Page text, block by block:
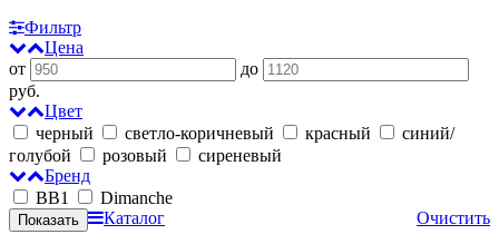
Фильтр
Цена
от
до
руб.
Цвет
черный
светло-коричневый красный
синий/
голубой
розовый
сиреневый
Бренд
BB1
Dimanche
Очистить
Каталог